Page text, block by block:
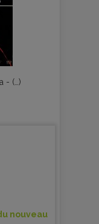
- (…)
nouveau